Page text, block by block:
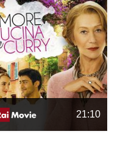
21:10